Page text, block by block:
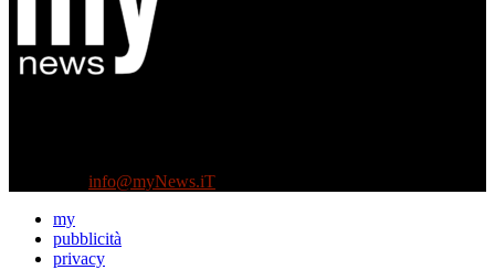
info@myNews.iT
my
pubblicità
privacy